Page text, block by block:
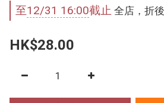
至12/31 16:00截止 全店，折
HK$28.00